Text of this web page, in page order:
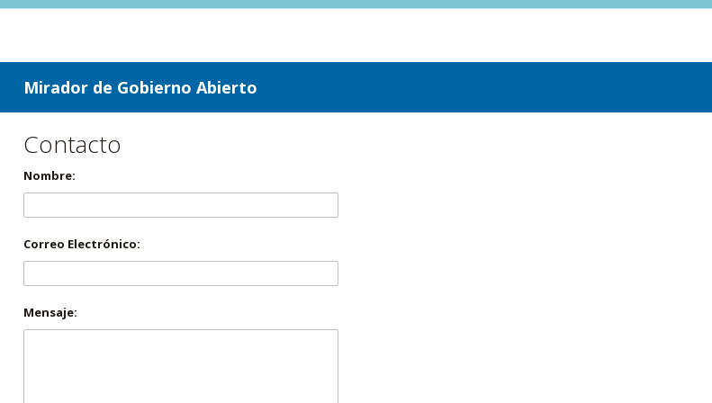
ir a contenido
ir al menú
Mirador de Gobierno Abierto
Contacto
Nombre:
Correo Electrónico:
Mensaje: